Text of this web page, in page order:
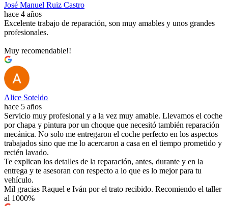
José Manuel Ruiz Castro
hace 4 años
Excelente trabajo de reparación, son muy amables y unos grandes
profesionales.
Muy recomendable!!
Alice Soteldo
hace 5 años
Servicio muy profesional y a la vez muy amable. Llevamos el coche
por chapa y pintura por un choque que necesitó también reparación
mecánica. No solo me entregaron el coche perfecto en los aspectos
trabajados sino que me lo acercaron a casa en el tiempo prometido y
recién lavado.
Te explican los detalles de la reparación, antes, durante y en la
entrega y te asesoran con respecto a lo que es lo mejor para tu
vehículo.
Mil gracias Raquel e Iván por el trato recibido. Recomiendo el taller
al 1000%